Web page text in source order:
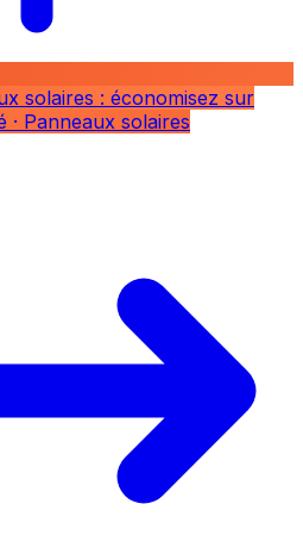
solaires : économisez sur
· Panneaux solaires